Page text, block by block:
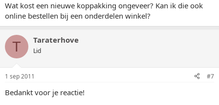
Wat kost een nieuwe koppakking ongeveer? Kan ik die ook
online bestellen bij een onderdelen winkel?
T Taraterhove
Lid
1 sep 2011 #7
Bedankt voor je reactie!